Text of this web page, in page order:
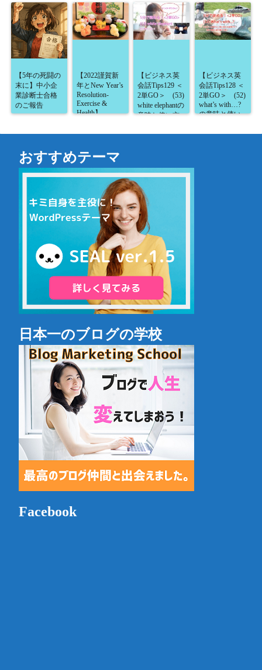
取った作戦と
は！？】
な使い方】
【5年の死闘の
末に】中小企
業診断士合格
のご報告
【2022謹賀新
年とNew Year’s
Resolution-
Exercise &
Health】
【ビジネス英
会話Tips129 ＜
2単GO＞ (53)
white elephantの
意味と使い方
る！】
【ビジネス英
会話Tips128 ＜
2単GO＞ (52)
what’s with…?
の意味と使い
る！】
おすすめテーマ
日本一のブログの学校
Facebook